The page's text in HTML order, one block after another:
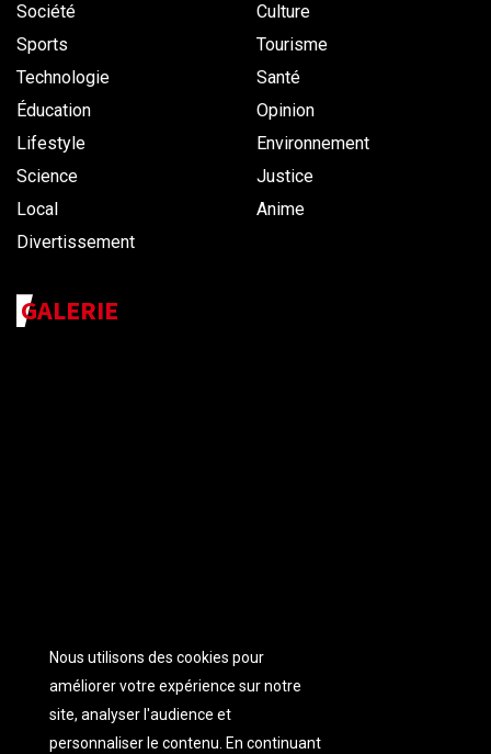
Société
Culture
Sports
Tourisme
Technologie
Santé
Éducation
Opinion
Lifestyle
Environnement
Science
Justice
Local
Anime
Divertissement
GALERIE
Nous utilisons des cookies pour
améliorer votre expérience sur notre
site, analyser l'audience et
personnaliser le contenu. En continuant